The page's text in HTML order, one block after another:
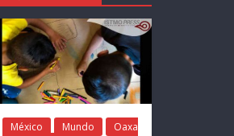
México Mundo
Oaxa